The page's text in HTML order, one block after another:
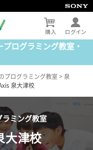
ログラミング教室・
プログラミング教室 > 泉
泉大津校
ラミング教室
大津校